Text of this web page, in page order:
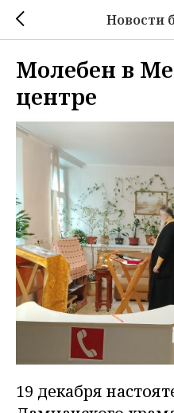
Новости
Молебен в
центре
19 декабря